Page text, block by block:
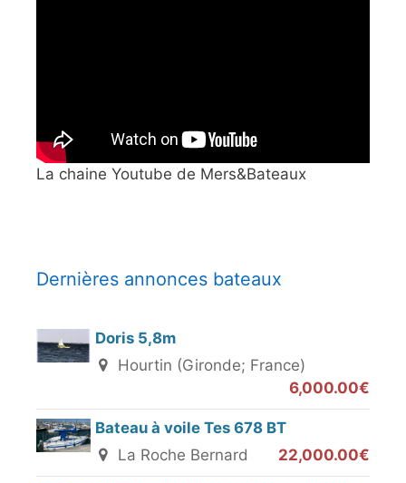
La chaine Youtube de Mers&Bateaux
Dernières annonces bateaux
Doris 5,8m
Hourtin (Gironde; France)
6,000.00€
Bateau à voile Tes 678 BT
La Roche Bernard
22,000.00€